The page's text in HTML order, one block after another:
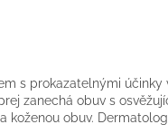
s prokazatelnými účinky
zanechá obuv s
koženou obuv.